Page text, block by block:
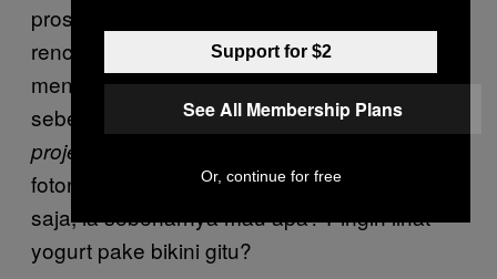
proses pengambilan gambar sesuai dengan
rencana) mengaku pada saya kalau dia baru
mengerti apa itu food stylist sehari
sebelumnya. Di kesempatan lain, seorang
project manager
fotonya terlihat “seksi dan bikin ngiler.” Jujur
saja, ia sebenarnya mau apa? Pingin lihat
yogurt pake bikini gitu?
Support for $2
See All Membership Plans
Or, continue for free